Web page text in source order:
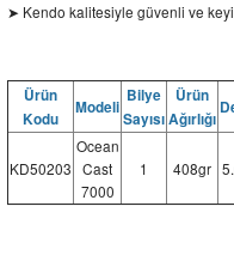
➤ Kendo kalitesiyle güvenli ve
Ürün
Kodu
Modeli
Bilye
Sayısı
Ürün
Ağırlığı
KD50203
Ocean
Cast
7000
1 408gr